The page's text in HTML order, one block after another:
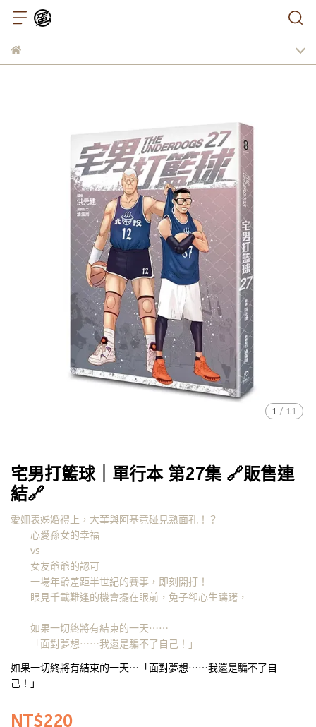
1 / 11
宅男打籃球｜單行本 第27集 🔗販售連
結🔗
愛姍表姊婚禮上，大華與阿基竟碰見熟面孔！？
心愛孫女的幸福
vs
女友爺爺的認可
一場年齡差距半世紀的賽事，即刻開打！
眼見千載難逢的機會擺在眼前，兔子卻心生躊躇，
如果一切終將有結束的一天⋯⋯
「面對夢想⋯⋯我還是騙不了自己！」
如果一切終將有結束的一天⋯「面對夢想⋯⋯我還是騙不了自
己！」
NT$220